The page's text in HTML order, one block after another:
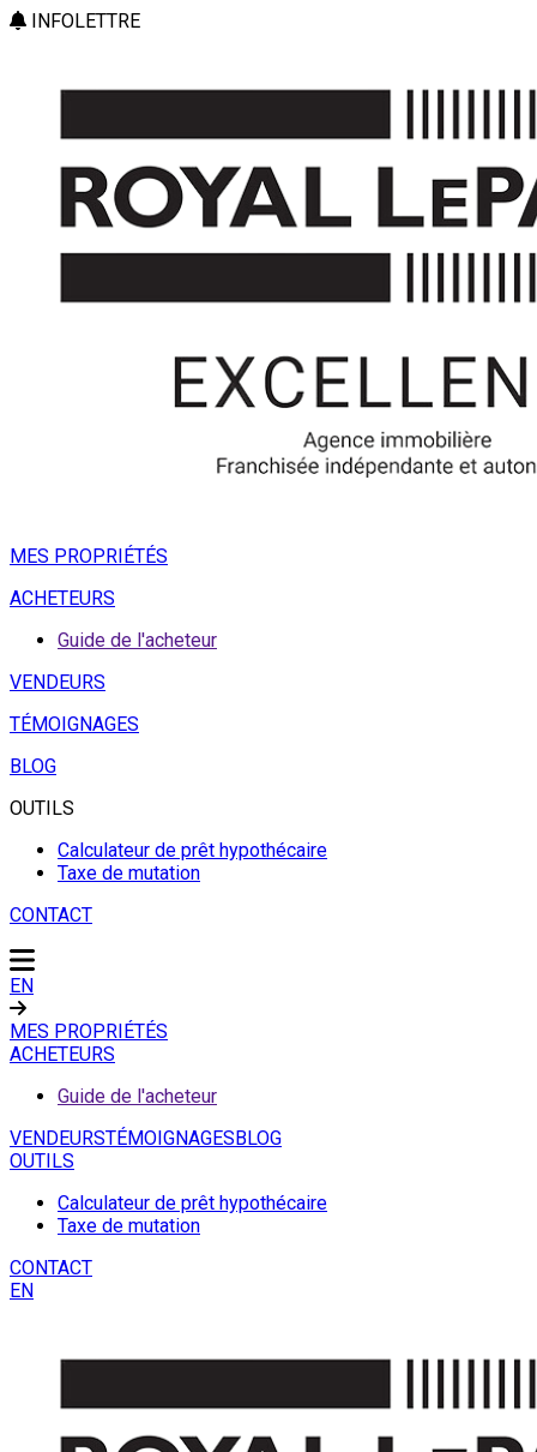
INFOLETTRE
MES PROPRIÉTÉS
ACHETEURS
Guide de l'acheteur
VENDEURS
TÉMOIGNAGES
BLOG
OUTILS
Calculateur de prêt hypothécaire
Taxe de mutation
CONTACT
EN
MES PROPRIÉTÉS
ACHETEURS
Guide de l'acheteur
VENDEURSTÉMOIGNAGESBLOG
OUTILS
Calculateur de prêt hypothécaire
Taxe de mutation
CONTACT
EN